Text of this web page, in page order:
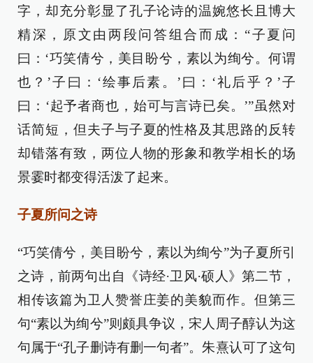
字，却充分彰显了孔子论诗的温婉悠长且博大
精深，原文由两段问答组合而成：“子夏问
曰：‘巧笑倩兮，美目盼兮，素以为绚兮。何谓
也？’子曰：‘绘事后素。’曰：‘礼后乎？’子
曰：‘起予者商也，始可与言诗已矣。’”虽然对
话简短，但夫子与子夏的性格及其思路的反转
却错落有致，两位人物的形象和教学相长的场
景霎时都变得活泼了起来。
子夏所问之诗
“巧笑倩兮，美目盼兮，素以为绚兮”为子夏所引
之诗，前两句出自《诗经·卫风·硕人》第二节，
相传该篇为卫人赞誉庄姜的美貌而作。但第三
句“素以为绚兮”则颇具争议，宋人周子醇认为这
句属于“孔子删诗有删一句者”。朱熹认可了这句